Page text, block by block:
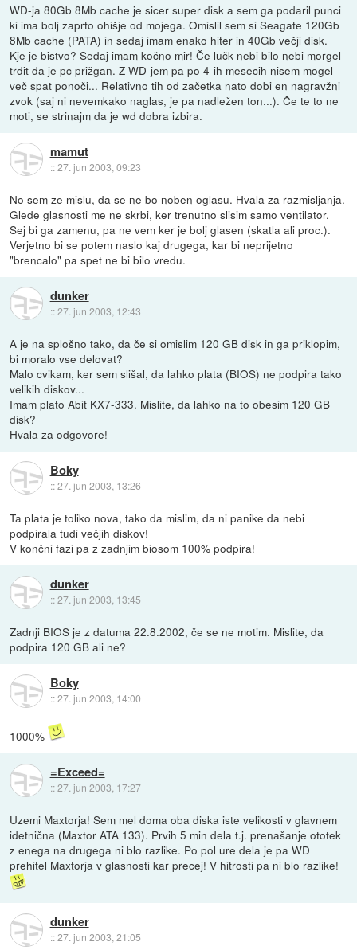
WD-ja 80Gb 8Mb cache je sicer super disk a sem ga podaril punci
ki ima bolj zaprto ohišje od mojega. Omislil sem si Seagate 120Gb
8Mb cache (PATA) in sedaj imam enako hiter in 40Gb večji disk.
Kje je bistvo? Sedaj imam kočno mir! Če lučk nebi bilo nebi morgel
trdit da je pc prižgan. Z WD-jem pa po 4-ih mesecih nisem mogel
več spat ponoči... Relativno tih od začetka nato dobi en nagravžni
zvok (saj ni nevemkako naglas, je pa nadležen ton...). Če te to ne
moti, se strinajm da je wd dobra izbira.
mamut
::27. jun 2003, 09:23
No sem ze mislu, da se ne bo noben oglasu. Hvala za razmisljanja.
Glede glasnosti me ne skrbi, ker trenutno slisim samo ventilator.
Sej bi ga zamenu, pa ne vem ker je bolj glasen (skatla ali proc.).
Verjetno bi se potem naslo kaj drugega, kar bi neprijetno
"brencalo" pa spet ne bi bilo vredu.
dunker
::27. jun 2003, 12:43
A je na splošno tako, da če si omislim 120 GB disk in ga priklopim,
bi moralo vse delovat?
Malo cvikam, ker sem slišal, da lahko plata (BIOS) ne podpira tako
velikih diskov...
Imam plato Abit KX7-333. Mislite, da lahko na to obesim 120 GB
disk?
Hvala za odgovore!
Boky
::27. jun 2003, 13:26
Ta plata je toliko nova, tako da mislim, da ni panike da nebi
podpirala tudi večjih diskov!
V končni fazi pa z zadnjim biosom 100% podpira!
dunker
::27. jun 2003, 13:45
Zadnji BIOS je z datuma 22.8.2002, če se ne motim. Mislite, da
podpira 120 GB ali ne?
Boky
::27. jun 2003, 14:00
1000%
=Exceed=
::27. jun 2003, 17:27
Uzemi Maxtorja! Sem mel doma oba diska iste velikosti v glavnem
idetnična (Maxtor ATA 133). Prvih 5 min dela t.j. prenašanje ototek
z enega na drugega ni blo razlike. Po pol ure dela je pa WD
prehitel Maxtorja v glasnosti kar precej! V hitrosti pa ni blo razlike!
dunker
::27. jun 2003, 21:05